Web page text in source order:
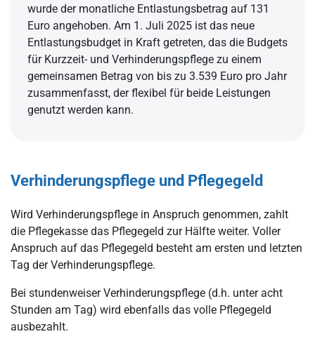
wurde der monatliche Entlastungsbetrag auf 131
Euro angehoben. Am 1. Juli 2025 ist das neue
Entlastungsbudget in Kraft getreten, das die Budgets
für Kurzzeit- und Verhinderungspflege zu einem
gemeinsamen Betrag von bis zu 3.539 Euro pro Jahr
zusammenfasst, der flexibel für beide Leistungen
genutzt werden kann.
Verhinderungspflege und Pflegegeld
Wird Verhinderungspflege in Anspruch genommen, zahlt
die Pflegekasse das Pflegegeld zur Hälfte weiter. Voller
Anspruch auf das Pflegegeld besteht am ersten und letzten
Tag der Verhinderungspflege.
Bei stundenweiser Verhinderungspflege (d.h. unter acht
Stunden am Tag) wird ebenfalls das volle Pflegegeld
ausbezahlt.